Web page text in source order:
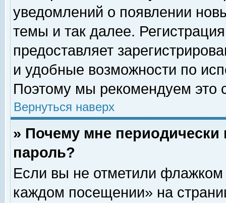
уведомлений о появлении
темы и так далее.
предоставляет
и удобные возможности по
Поэтому мы рекомендуем это
Вернуться наверх
» Почему мне
пароль?
Если вы не отметили флажком
каждом посещении» на